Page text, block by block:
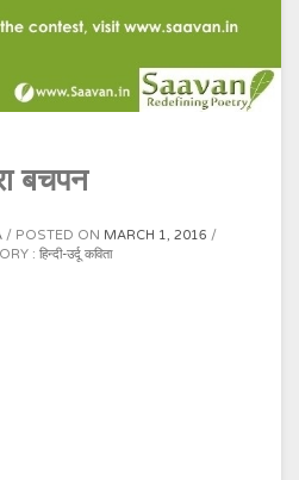
बचपन
POSTED ON MARCH 1, 2016
: हिन्दी-उर्दू कविता